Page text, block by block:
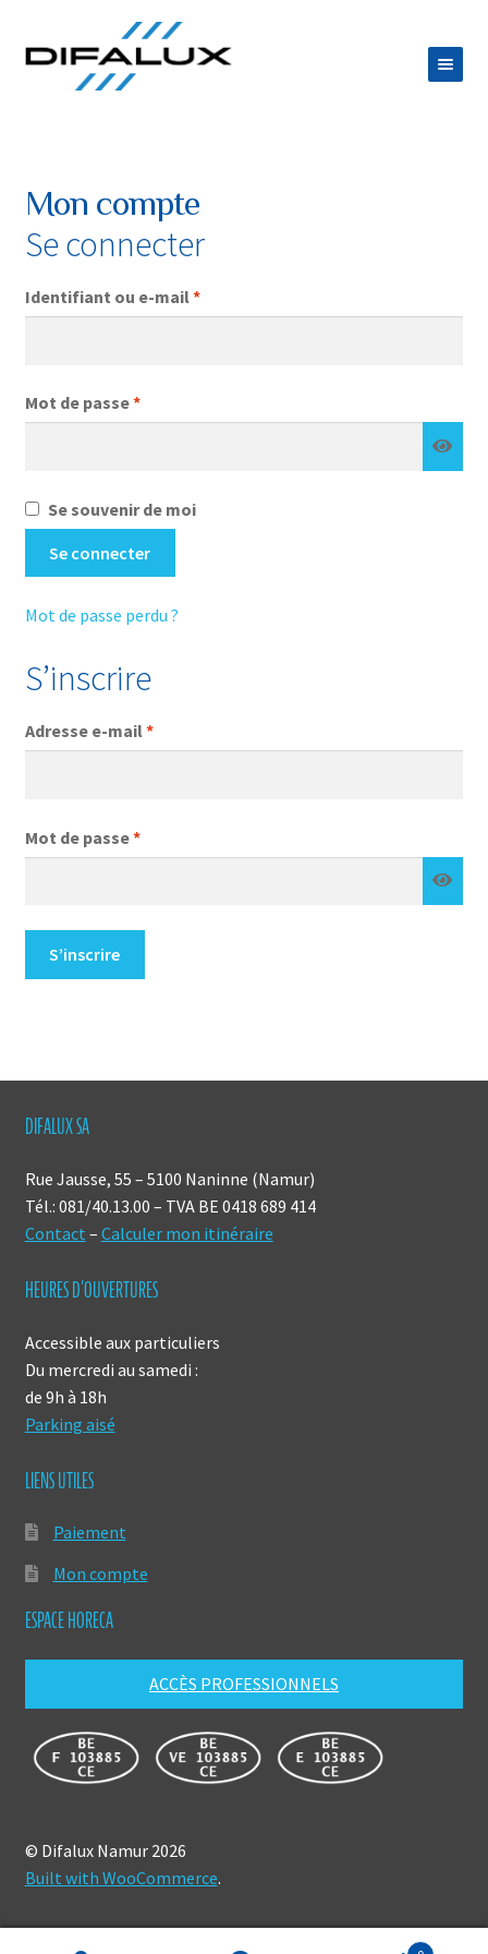
à
au
contenu
PRODUITS
ESPACE TRAITEUR
JOB
Mon compte
Se connecter
Identifiant ou e-mail *Obligatoire
Mot de passe*Obligatoire
Se souvenir de moi
Se connecter
Mot de passe perdu ?
S’inscrire
Adresse e-mail*Obligatoire
Mot de passe*Obligatoire
S’inscrire
DIFALUX SA
Rue Jausse, 55 – 5100 Naninne (Namur)
Tél.: 081/40.13.00 – TVA BE 0418 689 414
Contact – Calculer mon itinéraire
HEURES D’OUVERTURES
Accessible aux particuliers
Du mercredi au samedi :
de 9h à 18h
Parking aisé
LIENS UTILES
Paiement
Mon compte
ESPACE HORECA
ACCÈS PROFESSIONNELS
© Difalux Namur 2026
Built with WooCommerce.